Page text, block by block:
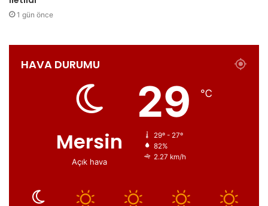
1 gün önce
HAVA DURUMU
Mersin
Açık hava
29 ℃
29º - 27º
82%
2.27 km/h